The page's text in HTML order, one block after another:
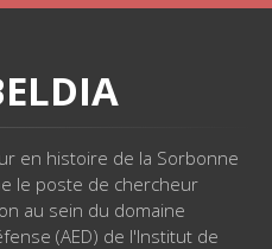
en histoire de la Sorbonne
le poste de chercheur
au sein du domaine
(AED) de l'Institut de